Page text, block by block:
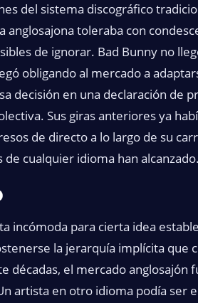
del sistema discográfico
toleraba con
de ignorar. Bad Bunny no
obligando al mercado a
decisión en una declaración de
Sus giras anteriores ya
de directo a lo largo de su
cualquier idioma han alcanzado.
incómoda para cierta idea
la jerarquía implícita que
décadas, el mercado anglosajón
artista en otro idioma podía ser